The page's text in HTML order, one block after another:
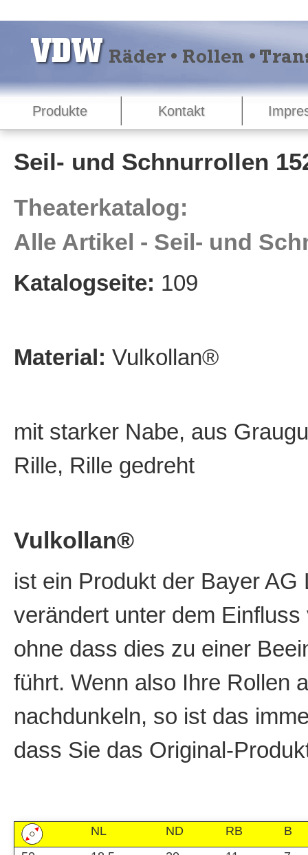
Produkte Kontakt
Seil- und Schnurrollen
Theaterkatalog:
Alle Artikel - Seil- und
Katalogseite: 109
Material: Vulkollan®
mit starker Nabe, aus
Rille, Rille gedreht
Vulkollan®
ist ein Produkt der Bayer
verändert unter dem
ohne dass dies zu einer
führt. Wenn also Ihre Rollen
nachdunkeln, so ist das
dass Sie das Original-
NL ND RB
B